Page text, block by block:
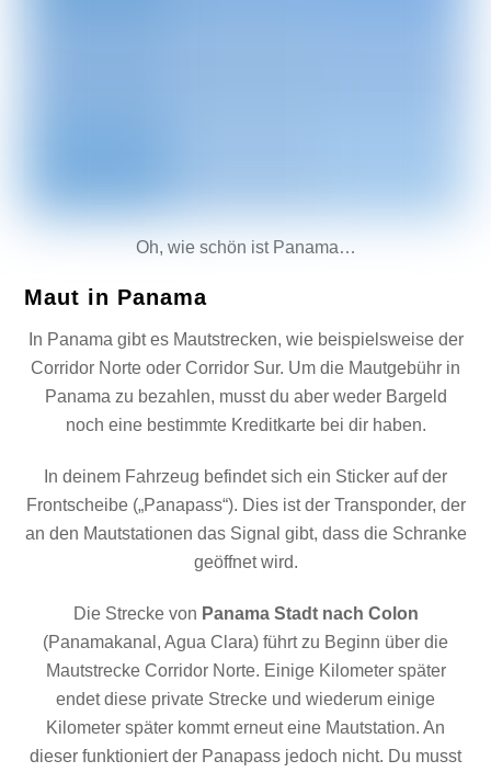
Oh, wie schön ist Panama…
Maut in Panama
In Panama gibt es Mautstrecken, wie beispielsweise der
Corridor Norte oder Corridor Sur. Um die Mautgebühr in
Panama zu bezahlen, musst du aber weder Bargeld
noch eine bestimmte Kreditkarte bei dir haben.
In deinem Fahrzeug befindet sich ein Sticker auf der
Frontscheibe („Panapass“). Dies ist der Transponder, der
an den Mautstationen das Signal gibt, dass die Schranke
geöffnet wird.
Die Strecke von Panama Stadt nach Colon
(Panamakanal, Agua Clara) führt zu Beginn über die
Mautstrecke Corridor Norte. Einige Kilometer später
endet diese private Strecke und wiederum einige
Kilometer später kommt erneut eine Mautstation. An
dieser funktioniert der Panapass jedoch nicht. Du musst